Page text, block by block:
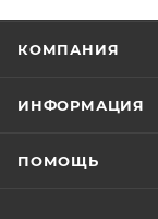
КОМПАНИЯ
ИНФОРМАЦИЯ
ПОМОЩЬ